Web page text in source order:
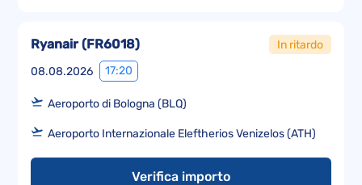
08.08.2026 17:20
Ryanair(FR6018) In ritardo
Aeroporto di Bologna (BLQ)
Aeroporto Internazionale Eleftherios Venizelos (ATH)
Verifica importo